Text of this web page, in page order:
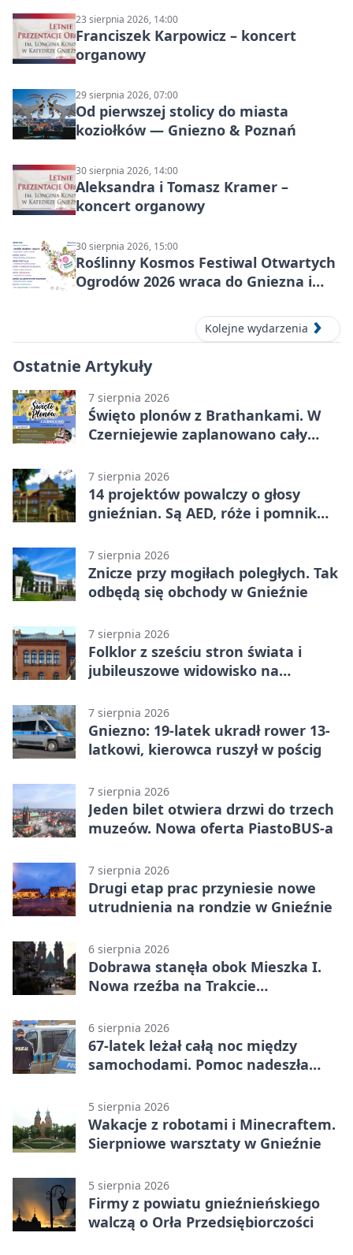
23 sierpnia 2026, 14:00
Franciszek Karpowicz – koncert
organowy
29 sierpnia 2026, 07:00
Od pierwszej stolicy do miasta
koziołków — Gniezno & Poznań
30 sierpnia 2026, 14:00
Aleksandra i Tomasz Kramer –
koncert organowy
30 sierpnia 2026, 15:00
Roślinny Kosmos Festiwal Otwartych
Ogrodów 2026 wraca do Gniezna i
Kolejne wydarzenia
Ostatnie Artykuły
7 sierpnia 2026
Święto plonów z Brathankami. W
Czerniejewie zaplanowano cały
7 sierpnia 2026
14 projektów powalczy o głosy
gnieźnian. Są AED, róże i pomnik
7 sierpnia 2026
Znicze przy mogiłach poległych. Tak
odbędą się obchody w Gnieźnie
7 sierpnia 2026
Folklor z sześciu stron świata i
jubileuszowe widowisko na
7 sierpnia 2026
Gniezno: 19-latek ukradł rower 13-
latkowi, kierowca ruszył w pościg
7 sierpnia 2026
Jeden bilet otwiera drzwi do trzech
muzeów. Nowa oferta PiastoBUS-a
7 sierpnia 2026
Drugi etap prac przyniesie nowe
utrudnienia na rondzie w Gnieźnie
6 sierpnia 2026
Dobrawa stanęła obok Mieszka I.
Nowa rzeźba na Trakcie
6 sierpnia 2026
67-latek leżał całą noc między
samochodami. Pomoc nadeszła
5 sierpnia 2026
Wakacje z robotami i Minecraftem.
Sierpniowe warsztaty w Gnieźnie
5 sierpnia 2026
Firmy z powiatu gnieźnieńskiego
walczą o Orła Przedsiębiorczości